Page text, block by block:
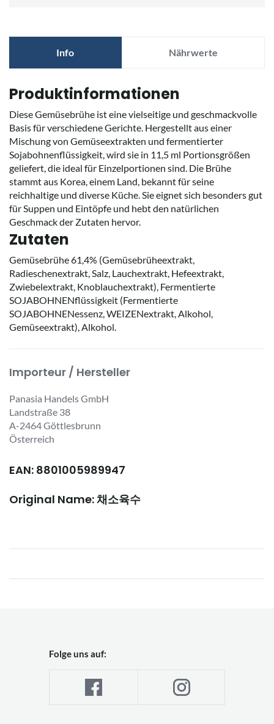
Info Nährwerte
Produktinformationen
Diese Gemüsebrühe ist eine vielseitige und geschmackvolle
Basis für verschiedene Gerichte. Hergestellt aus einer
Mischung von Gemüseextrakten und fermentierter
Sojabohnenflüssigkeit, wird sie in 11,5 ml Portionsgrößen
geliefert, die ideal für Einzelportionen sind. Die Brühe
stammt aus Korea, einem Land, bekannt für seine
reichhaltige und diverse Küche. Sie eignet sich besonders gut
für Suppen und Eintöpfe und hebt den natürlichen
Geschmack der Zutaten hervor.
Zutaten
Gemüsebrühe 61,4% (Gemüsebrüheextrakt,
Radieschenextrakt, Salz, Lauchextrakt, Hefeextrakt,
Zwiebelextrakt, Knoblauchextrakt), Fermentierte
SOJABOHNENflüssigkeit (Fermentierte
SOJABOHNENessenz, WEIZENextrakt, Alkohol,
Gemüseextrakt), Alkohol.
Importeur / Hersteller
Panasia Handels GmbH
Landstraße 38
A-2464 Göttlesbrunn
Österreich
EAN: 8801005989947
Original Name: 채소육수
Folge uns auf: